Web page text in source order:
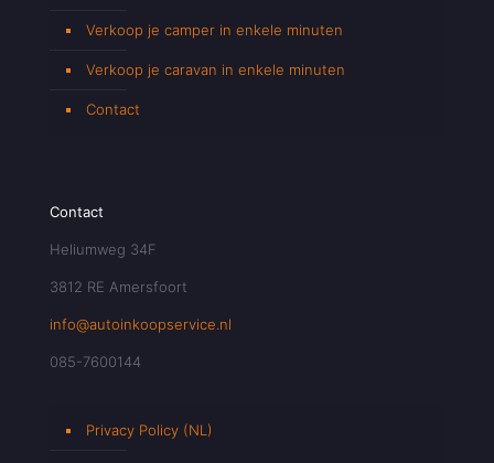
Verkoop je camper in enkele minuten
Verkoop je caravan in enkele minuten
Contact
Contact
Heliumweg 34F
3812 RE Amersfoort
info@autoinkoopservice.nl
085-7600144
Privacy Policy (NL)